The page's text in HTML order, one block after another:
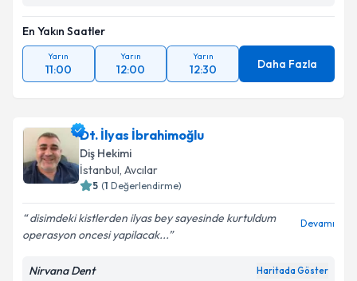
En Yakın Saatler
Yarın
11:00
Yarın
12:00
Yarın
12:30 Daha Fazla
Dt. İlyas İbrahimoğlu
Diş Hekimi
İstanbul, Avcılar
5 (1 Değerlendirme)
disimdeki kistlerden ilyas bey sayesinde kurtuldum
operasyon oncesi yapilacak...
Devamı
Nirvana Dent Haritada Göster